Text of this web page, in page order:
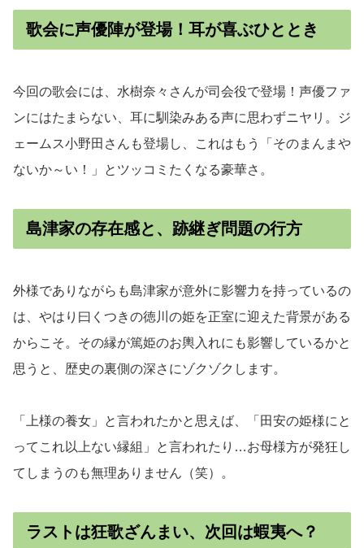
歌会に声優陣が登場！耳が喜ぶひととき
今回の歌会には、水樹奈々さんが司会役で登場！声優ファ
ンにはたまらない、耳に馴染みある声に思わずニヤリ。ジ
ェームス小野田さんも登場し、これはもう「そのまんまや
ないか～い！」とツッコミたくなる豪華さ。
島津家の存在感と、跡継ぎ問題の行方
外様でありながらも島津家が意外に影響力を持っているの
は、やはり曰くつきの徳川の姫を正室に迎えた背景がある
からこそ。その縁が篤姫のお輿入れにも影響しているかと
思うと、歴史の裏側の深さにゾクゾクします。
「上様の養女」と言われたかと思えば、「田安の姫様にと
ってこれ以上ない縁組」と言われたり…お母様方が発狂し
てしまうのも無理ありません（笑）。
ラストは狂歌ざんまい、次回は蝦夷へ？